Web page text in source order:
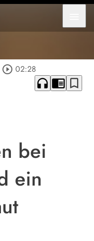
play_circle_outline 02:28
headphones chrome_reader_mode bookmark_border
bei
ein